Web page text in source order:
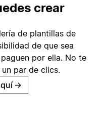
crear
de plantillas de
de que sea
por ella. No te
par de clics.
→